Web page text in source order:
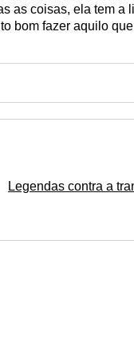
as coisas, ela tem a
bom fazer aquilo
Legendas contra a